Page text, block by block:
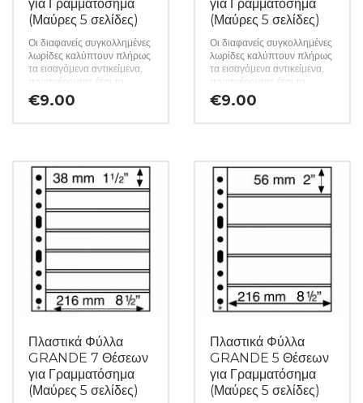
για Γραμματόσημα
(Μαύρες 5 σελίδες)
Οι διαφανείς συγκολλημένες
λωρίδες καλύπτουν πλήρως
τα εισαγόμενα αντικείμενα,
προσφέροντας έτσι τη
βέλτιστη προστασία.
Ποιότητα εγγράφων: 100%
μονής όψης, τα διπλά φύλλα
μαύρου φύλλου S παρέχουν
διπλή χωρητικότητα. (Το
κάθε πακέτο περιέχει 5
σελίδες) (Κωδ. 4217)
€9.00
για Γραμματόσημα
(Μαύρες 5 σελίδες)
Οι διαφανείς συγκολλημένες
λωρίδες καλύπτουν πλήρως
τα εισαγόμενα αντικείμενα,
προσφέροντας έτσι τη
βέλτιστη προστασία.
Ποιότητα εγγράφων: 100%
μονής όψης, τα διπλά φύλλα
μαύρου φύλλου S παρέχουν
διπλή χωρητικότητα. (Το
κάθε πακέτο περιέχει 5
σελίδες) (Κωδ. 3749)
€9.00
Πλαστικά Φύλλα
GRANDE 7 Θέσεων
για Γραμματόσημα
(Μαύρες 5 σελίδες)
Πλαστικά Φύλλα
GRANDE 5 Θέσεων
για Γραμματόσημα
(Μαύρες 5 σελίδες)